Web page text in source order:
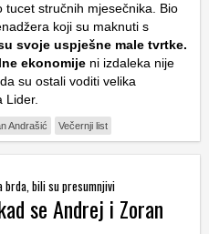
tucet stručnih mjesečnika. Bio
koji su maknuti s
svoje uspješne male tvrtke.
ekonomije ni izdaleka nije
su ostali voditi velika
Lider.
Andrašić Večernji list
brda, bili su presumnjivi
se Andrej i Zoran